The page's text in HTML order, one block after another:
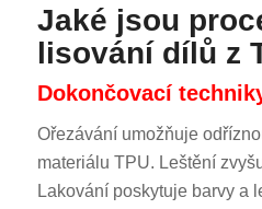
Jaké jsou
lisování dílů z
Dokončovací
Ořezávání umožňuje
materiálu TPU. Leštění
Lakování poskytuje barvy a